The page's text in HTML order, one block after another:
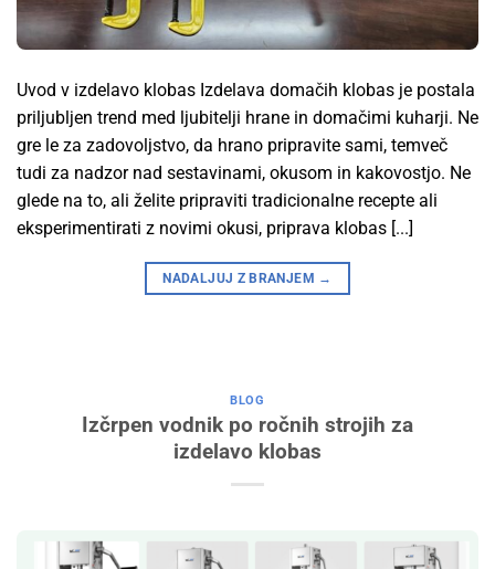
Uvod v izdelavo klobas Izdelava domačih klobas je postala
priljubljen trend med ljubitelji hrane in domačimi kuharji. Ne
gre le za zadovoljstvo, da hrano pripravite sami, temveč
tudi za nadzor nad sestavinami, okusom in kakovostjo. Ne
glede na to, ali želite pripraviti tradicionalne recepte ali
eksperimentirati z novimi okusi, priprava klobas [...]
NADALJUJ Z BRANJEM →
BLOG
Izčrpen vodnik po ročnih strojih za
izdelavo klobas